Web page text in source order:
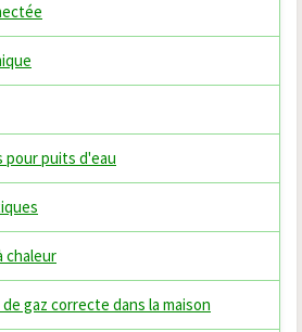
pour puits d'eau
chaleur
gaz correcte dans la maison